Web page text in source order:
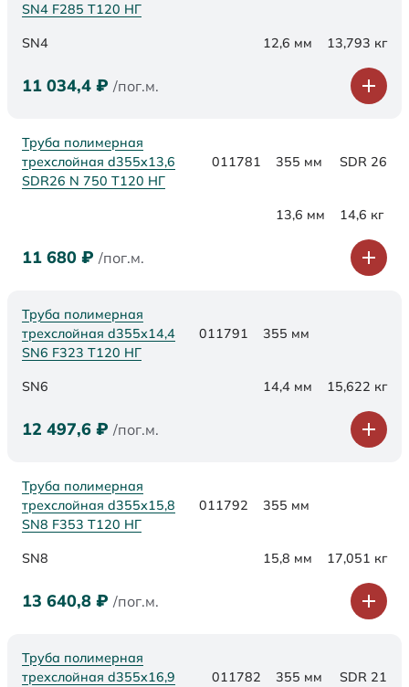
SN4 F285 Т120 НГ
SN4 12,6 мм 13,793 кг
11 034,4 ₽ /пог.м.
Труба полимерная
трехслойная d355x13,6
SDR26 N 750 Т120 НГ
011781 355 мм SDR 26
13,6 мм 14,6 кг
11 680 ₽ /пог.м.
Труба полимерная
трехслойная d355х14,4
SN6 F323 Т120 НГ
011791 355 мм
SN6 14,4 мм 15,622 кг
12 497,6 ₽ /пог.м.
Труба полимерная
трехслойная d355х15,8
SN8 F353 Т120 НГ
011792 355 мм
SN8 15,8 мм 17,051 кг
13 640,8 ₽ /пог.м.
Труба полимерная
трехслойная d355x16,9
011782 355 мм SDR 21